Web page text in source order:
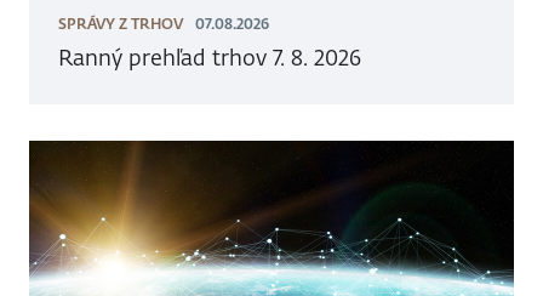
SPRÁVY Z TRHOV 07.08.2026
Ranný prehľad trhov 7. 8. 2026